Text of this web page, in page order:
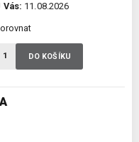
Vás: 11.08.2026
DO KOŠÍKU